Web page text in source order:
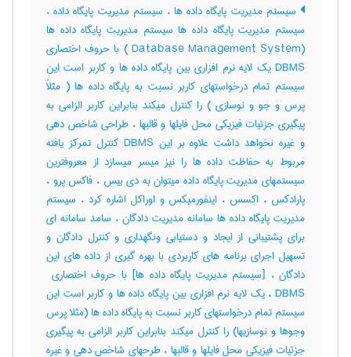
سیستم مدیریت پایگاه داده ها ، سیستم مدیریت پایگاه داده ،
سیستم مدیریت پایگاه داده ها سیستم مدیریت پایگاه داده ها
(Database Management System ) با حروف اختصاری
DBMS یک لایه نرم افزاری بین پایگاه داده ها و کاربر است این
سیستم تمام درخواستهای کاربر نسبت به پایگاه داده ها ( مثلاً
پرس و جو و نوسازی ) را کنترل میکند بنابراین کاربر الزامی به
پیگیری جزئیات فیزیکی محل فایلها و قالبها ، طراحی شاخص دهی
و غیره نخواهد داشت علاوه بر این DBMS کنترل تمرکز یافته
مربوط به حفاظت داده ها را نیز میسر میسازد از معروفترین
سیستمهای مدیریت پایگاه داده میتوان به دی بیس ، فاکس پرو ،
پارادکس ، اکسس ، اینفورمیکس و اوراکل اشاره کرد ، سیستم
مدیریت پایگاه داده ها سامانه مدیریت دادگان ، سامد سامانه ای
برای پشتیبانی از ایجاد و دستیابی ونگهداری و کنترل دادگان و
تسهیل اجرای برنامه های کاربردی با بهره گیری از داده های این
DBMS ، یک لایه نرم افزاری بین پایگاه داده ها و کاربر است این
سیستم تمام درخواستهای کاربر نسبت به پایگاه داده ها (مثلا پرس
وجوها و نوسازیها) را کنترل میکند بنابراین کاربر الزامی به پیگیری
جزئیات فیزیکی محل فایلها و قالبها ، طرحهای شاخص دهی و غیره